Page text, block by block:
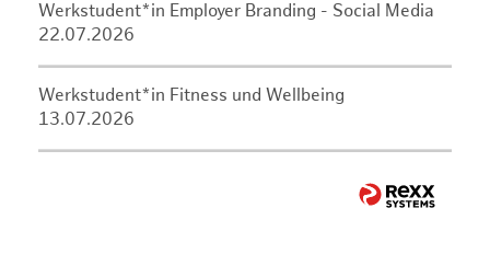
Werkstudent*in Employer Branding - Social Media
22.07.2026
Werkstudent*in Fitness und Wellbeing
13.07.2026